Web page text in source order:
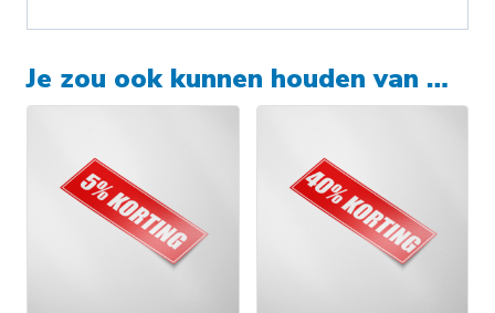
Je zou ook kunnen houden van …